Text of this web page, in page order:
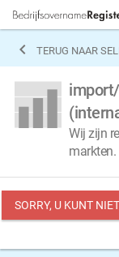
 TERUG NAAR
Wij zijn
markten.
SORRY, U KUNT